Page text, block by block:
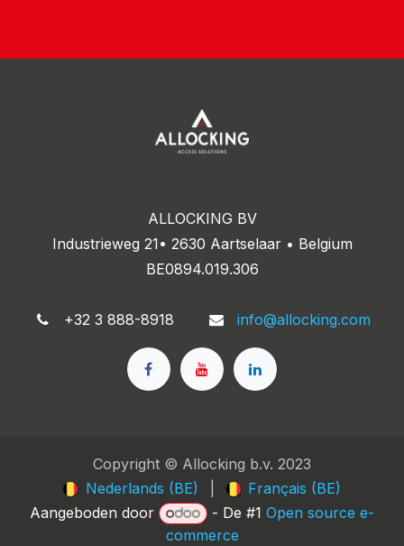
ALLOCKING BV
Industrieweg 21• 2630 Aartselaar • Belgium
BE0894.019.306
+32 3 888-8918 info@allocking.com
Copyright © Allocking b.v. 2023
Nederlands (BE)
Français (BE)
Aangeboden door
- De #1Open source e-
commerce